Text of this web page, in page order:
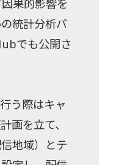
統計分析パ
でも公開さ
う際はキャ
画を立て、
地域）とテ